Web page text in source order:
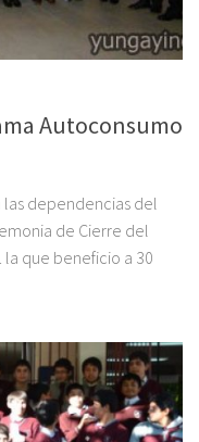
Autoconsumo
dependencias del
de Cierre del
que beneficio a 30